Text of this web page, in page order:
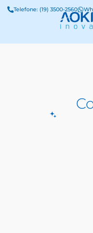
Telefone: (19) 3500-2560